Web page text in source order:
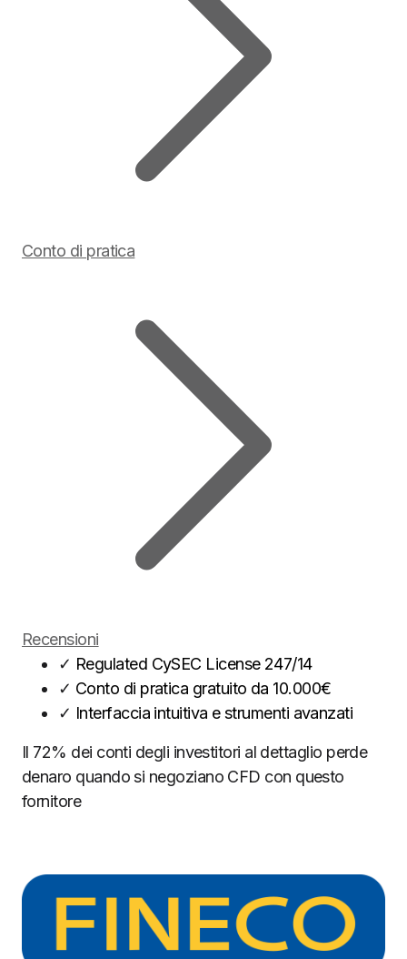
Conto di pratica
Recensioni
✓ Regulated CySEC License 247/14
✓ Conto di pratica gratuito da 10.000€
✓ Interfaccia intuitiva e strumenti avanzati
Il 72% dei conti degli investitori al dettaglio perde
denaro quando si negoziano CFD con questo
fornitore